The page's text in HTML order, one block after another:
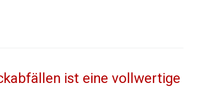
ist eine vollwertige